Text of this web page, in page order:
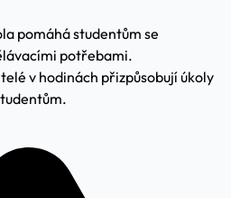
pomáhá studentům se
potřebami.
v hodinách přizpůsobují úkoly